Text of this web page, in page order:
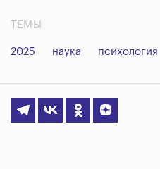
ТЕМЫ
2025 наука психология